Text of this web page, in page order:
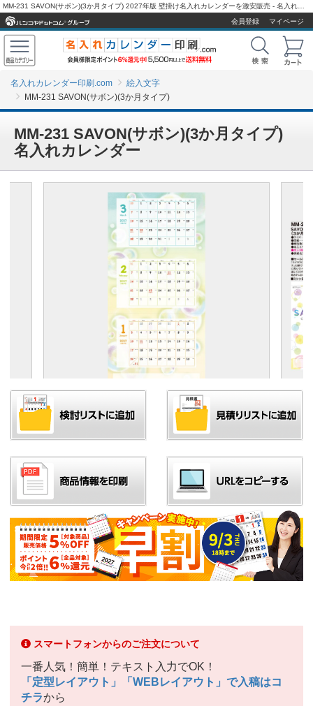
会員登録
マイページ
名入れカレンダー印刷.com
絵入文字
MM-231 SAVON(サボン)(3か月タイプ)
MM-231 SAVON(サボン)(3か月タイプ)
名入れカレンダー
スマートフォンからのご注文について
一番人気！簡単！テキスト入力でOK！
「定型レイアウト」「WEBレイアウト」で入稿はコ
チラから